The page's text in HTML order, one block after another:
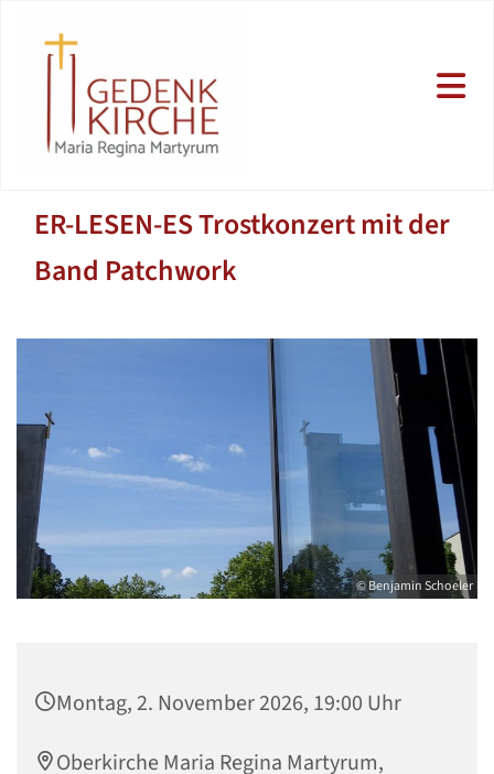
ER-LESEN-ES Trostkonzert mit der
Band Patchwork
© Benjamin Schoeler
Montag, 2. November 2026, 19:00 Uhr
Oberkirche Maria Regina Martyrum,